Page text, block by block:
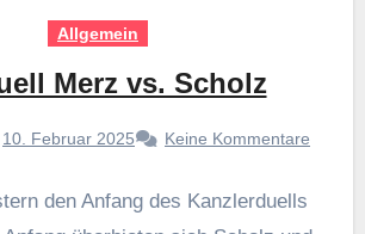
Allgemein
Merz vs. Scholz
10. Februar 2025 Keine Kommentare
den Anfang des Kanzlerduells